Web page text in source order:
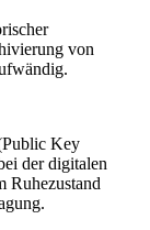
von
Key
der digitalen
Ruhezustand